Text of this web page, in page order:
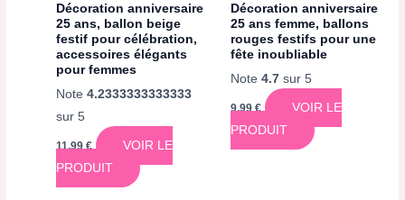
Décoration anniversaire
25 ans, ballon beige
festif pour célébration,
accessoires élégants
pour femmes
Note4.2333333333333
sur 5
11,99€
VOIR LE
PRODUIT
Décoration anniversaire
25 ans femme, ballons
rouges festifs pour une
fête inoubliable
Note 4.7sur 5
9,99€
VOIR LE
PRODUIT